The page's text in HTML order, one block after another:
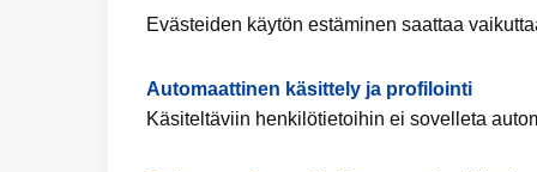
Evästeiden käytön estäminen saattaa
Automaattinen käsittely ja profilointi
Käsiteltäviin henkilötietoihin ei sovelleta